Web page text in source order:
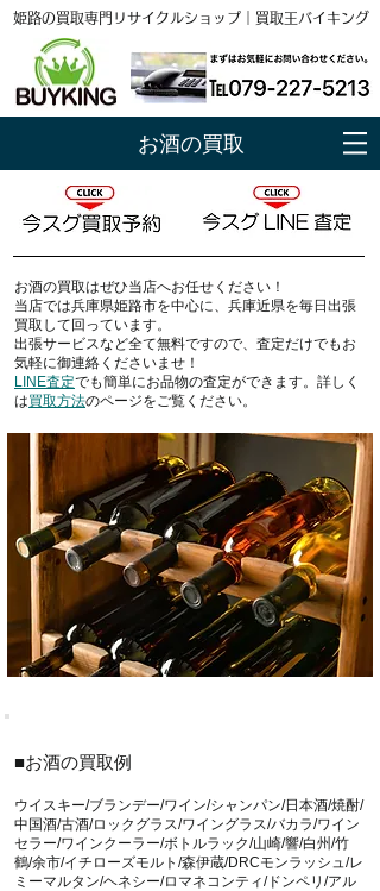
姫路の買取専門リサイクルショップ｜買取王バイキング
お酒の買取
お酒の買取はぜひ当店へお任せください！
当店では兵庫県姫路市を中心に、兵庫近県を毎日出張
買取して回っています。
出張サービスなど全て無料ですので、査定だけでもお
気軽に御連絡くださいませ！
LINE査定でも簡単にお品物の査定ができます。詳しく
は買取方法のページをご覧ください。
■お酒の買取例
ウイスキー/ブランデー/ワイン/シャンパン/日本酒/焼酎/
中国酒/古酒/ロックグラス/ワイングラス/バカラ/ワイン
セラー/ワインクーラー/ボトルラック/山崎/響/白州/竹
鶴/余市/イチローズモルト/森伊蔵/DRCモンラッシュ/レ
ミーマルタン/ヘネシー/ロマネコンティ/ドンペリ/アル